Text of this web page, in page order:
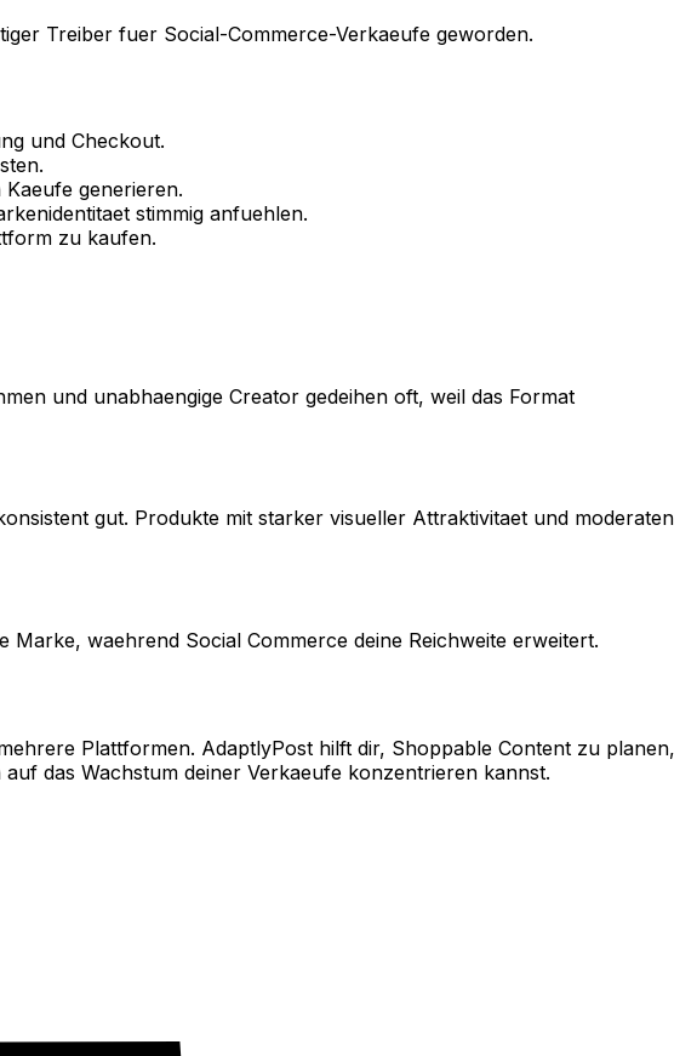
Treiber fuer Social-Commerce-Verkaeufe geworden.
und Checkout.
generieren.
stimmig anfuehlen.
zu kaufen.
und unabhaengige Creator gedeihen oft, weil das Format
gut. Produkte mit starker visueller Attraktivitaet und moderaten
waehrend Social Commerce deine Reichweite erweitert.
Plattformen. AdaptlyPost hilft dir, Shoppable Content zu planen,
das Wachstum deiner Verkaeufe konzentrieren kannst.